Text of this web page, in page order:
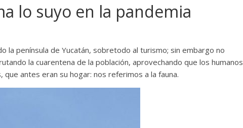
lo suyo en la pandemia
la península de Yucatán, sobretodo al turismo; sin embargo no
la cuarentena de la población, aprovechando que los humanos
antes eran su hogar: nos referimos a la fauna.